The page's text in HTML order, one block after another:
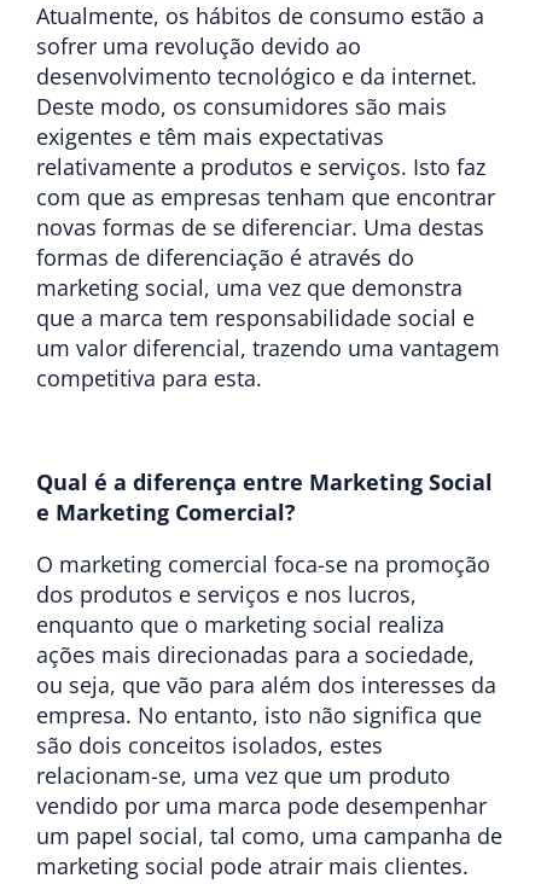
Atualmente, os hábitos de consumo estão a
sofrer uma revolução devido ao
desenvolvimento tecnológico e da internet.
Deste modo, os consumidores são mais
exigentes e têm mais expectativas
relativamente a produtos e serviços. Isto faz
com que as empresas tenham que encontrar
novas formas de se diferenciar. Uma destas
formas de diferenciação é através do
marketing social, uma vez que demonstra
que a marca tem responsabilidade social e
um valor diferencial, trazendo uma vantagem
competitiva para esta.
Qual é a diferença entre Marketing Social
e Marketing Comercial?
O marketing comercial foca-se na promoção
dos produtos e serviços e nos lucros,
enquanto que o marketing social realiza
ações mais direcionadas para a sociedade,
ou seja, que vão para além dos interesses da
empresa. No entanto, isto não significa que
são dois conceitos isolados, estes
relacionam-se, uma vez que um produto
vendido por uma marca pode desempenhar
um papel social, tal como, uma campanha de
marketing social pode atrair mais clientes.